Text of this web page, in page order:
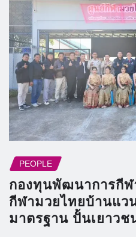
PEOPLE
กองทุนพัฒนาการกีฬ
กีฬามวยไทยบ้านแ
มาตรฐาน ปั้นเยาวช